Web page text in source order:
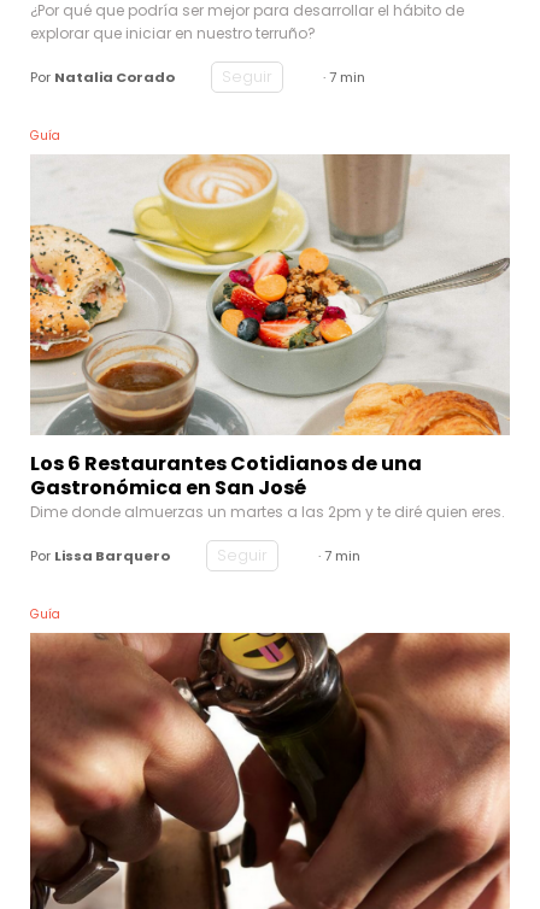
¿Por qué que podría ser mejor para desarrollar el hábito de
explorar que iniciar en nuestro terruño?
Por Natalia Corado Seguir · 7 min
Guía
Los 6 Restaurantes Cotidianos de una
Gastronómica en San José
Dime donde almuerzas un martes a las 2pm y te diré quien eres.
Por Lissa Barquero Seguir · 7 min
Guía